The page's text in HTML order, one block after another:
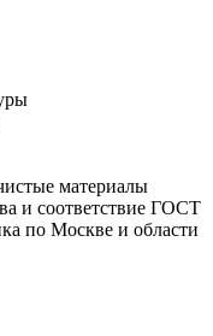
материалы
и соответствие ГОСТ
по Москве и области